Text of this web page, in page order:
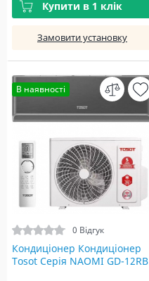
Купити в 1 клік
Замовити установку
В наявності
0 Відгук
Кондиціонер Кондиціонер
Tosot Серія NAOMI GD-12RB